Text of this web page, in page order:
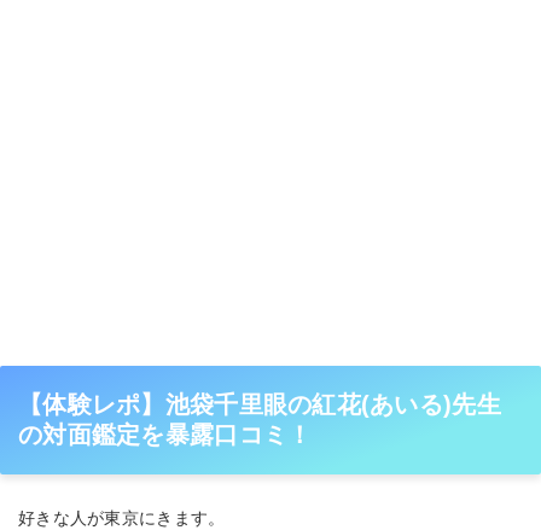
【体験レポ】池袋千里眼の紅花(あいる)先生
の対面鑑定を暴露口コミ！
好きな人が東京にきます。